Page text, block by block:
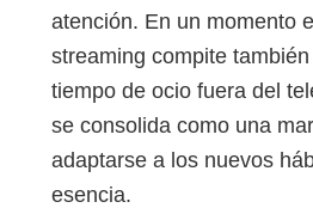
atención. En un momento
streaming compite
tiempo de ocio fuera del
se consolida como una
adaptarse a los nuevos
esencia.